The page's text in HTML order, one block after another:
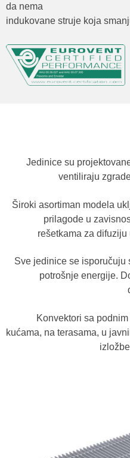
da nema
indukovane struje koja
Jedinice su
ventiliraju
Široki asortiman modela
prilagode u
rešetkama za
Sve jedinice se isporučuju
potrošnje energije.
Konvektori sa
kućama, na terasama, u